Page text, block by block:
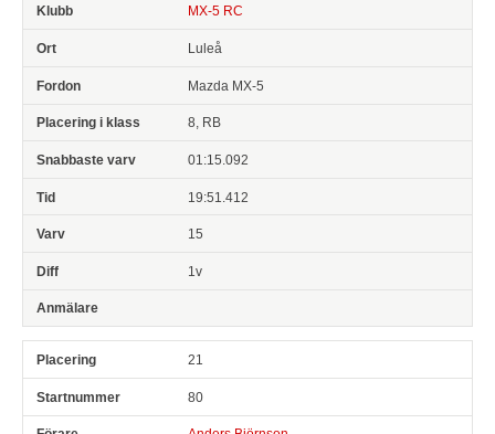
MX-5 RC
Luleå
Mazda MX-5
8, RB
01:15.092
19:51.412
15
1v
21
80